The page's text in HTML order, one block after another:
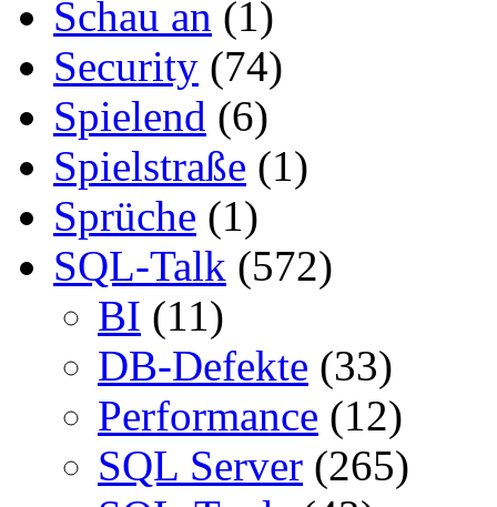
Schau an (1)
Security (74)
Spielend (6)
Spielstraße (1)
Sprüche (1)
SQL-Talk (572)
BI (11)
DB-Defekte (33)
Performance (12)
SQL Server (265)